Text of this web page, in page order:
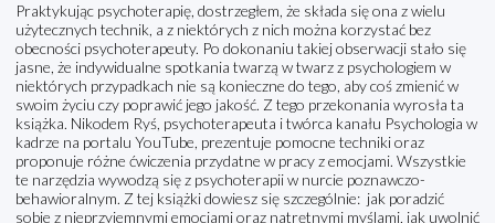
Praktykując psychoterapię, dostrzegłem, że składa się ona z wielu
użytecznych technik, a z niektórych z nich można korzystać bez
obecności psychoterapeuty. Po dokonaniu takiej obserwacji stało się
jasne, że indywidualne spotkania twarzą w twarz z psychologiem w
niektórych przypadkach nie są konieczne do tego, aby coś zmienić w
swoim życiu czy poprawić jego jakość. Z tego przekonania wyrosła ta
książka. Nikodem Ryś, psychoterapeuta i twórca kanału Psychologia w
kadrze na portalu YouTube, prezentuje pomocne techniki oraz
proponuje różne ćwiczenia przydatne w pracy z emocjami. Wszystkie
te narzędzia wywodzą się z psychoterapii w nurcie poznawczo-
behawioralnym. Z tej książki dowiesz się szczególnie: jak poradzić
sobie z nieprzyjemnymi emocjami oraz natrętnymi myślami, jak uwolnić